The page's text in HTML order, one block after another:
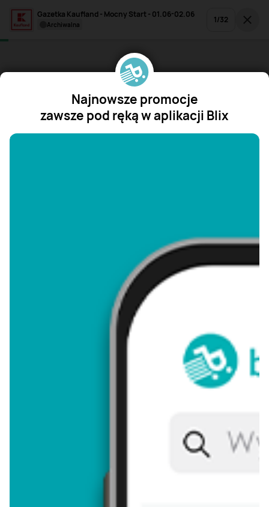
Gazetka Kaufland - Mocny Start - 01.06-02.06
archiwalna 1/32
Najnowsze promocje
zawsze pod ręką w aplikacji Blix
"/>